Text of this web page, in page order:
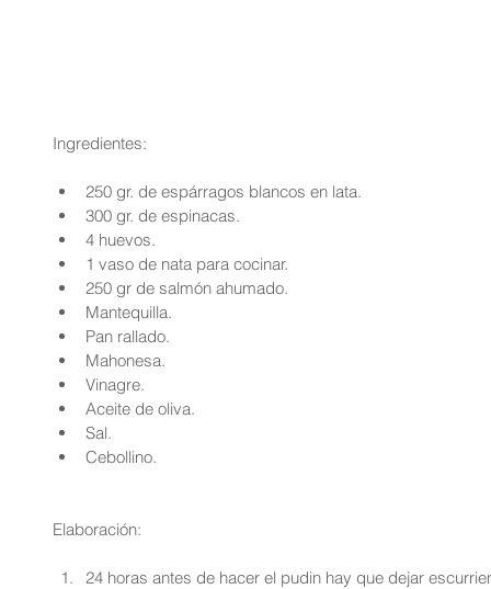
Ingredientes:
250 gr. de espárragos blancos en lata.
300 gr. de espinacas.
4 huevos.
1 vaso de nata para cocinar.
250 gr de salmón ahumado.
Mantequilla.
Pan rallado.
Mahonesa.
Vinagre.
Aceite de oliva.
Sal.
Cebollino.
Elaboración:
24 horas antes de hacer el pudin hay que dejar